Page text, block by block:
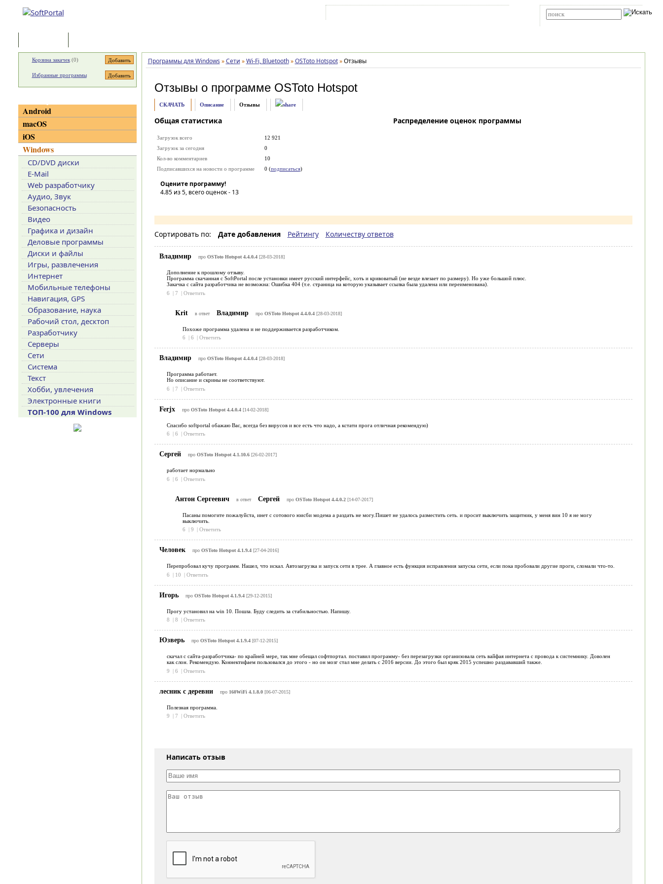
Программы для Windows » Сети » Wi-Fi, Bluetooth » OSToto Hotspot » Отзывы
Отзывы о программе OSToto Hotspot
СКАЧАТЬ Описание Отзывы
Общая статистика
Загрузок всего
12 921
Загрузок за сегодня
0
Кол-во комментариев
10
Подписавшихся на новости о программе
0 (подписаться)
Оцените программу!
4.85из 5, всего оценок - 13
Распределение оценок программы
Сортировать по: Дате добавления Рейтингу Количеству ответов
Владимир про OSToto Hotspot 4.4.0.4[28-03-2018]
Дополнение к прошлому отзыву.
Программа скачанная с SoftPortal после установки имеет русский интерфейс, хоть и кривоватый (не везде влезает по размеру). Но уже большой плюс.
Закачка с сайта разработчика не возможна: Ошибка 404 (т.е. страница на которую указывает ссылка была удалена или переименована).
6
| 7 | Ответить
Krit в ответ Владимир про OSToto Hotspot 4.4.0.4[28-03-2018]
Похоже программа удалена и не поддерживается разработчиком.
6
| 6 | Ответить
Владимир про OSToto Hotspot 4.4.0.4[28-03-2018]
Программа работает.
Но описание и скрины не соответствуют.
6
| 7 | Ответить
Ferjx про OSToto Hotspot 4.4.0.4[14-02-2018]
Спасибо softportal обажаю Вас, всегда без вирусов и все есть что надо, а кстати прога отличная рекомендую)
6
| 6 | Ответить
Сергей про OSToto Hotspot 4.1.10.6[26-02-2017]
работает нормально
6
| 6 | Ответить
Антон Сергеевич в ответ Сергей про OSToto Hotspot 4.4.0.2[14-07-2017]
Пасаны помогите пожалуйста, инет с сотового юисби модема а раздать не могу.Пишет не удалось разместить сеть. и просит выключить защитник, у меня вин 10 я не могу
выключить.
6
| 9 | Ответить
Человек про OSToto Hotspot 4.1.9.4[27-04-2016]
Перепробовал кучу программ. Нашел, что искал. Автозагрузка и запуск сети в трее. А главное есть функция исправления запуска сети, если пока пробовали другие проги, сломали что-то.
6
| 10 | Ответить
Игорь про OSToto Hotspot 4.1.9.4[29-12-2015]
Прогу установил на win 10. Пошла. Буду следить за стабильностью. Напишу.
8
| 8 | Ответить
Юзверь про OSToto Hotspot 4.1.9.4[07-12-2015]
скачал с сайта-разработчика- по крайней мере, так мне обещал софтпортал. поставил программу- без перезагрузки организовала сеть вайфая интернета с провода к системнику. Доволен
как слон. Рекомендую. Коннектифаем пользовался до этого - но он мозг стал мне делать с 2016 версии. До этого был кряк 2015 успешно раздававший также.
9
| 6 | Ответить
лесник с деревни про 160WiFi 4.1.8.0[06-07-2015]
Полезная программа.
9
| 7 | Ответить
Написать отзыв
Корзина закачек(0)
Избранные программы
Android
macOS
iOS
Windows
CD/DVD диски
E-Mail
Web разработчику
Аудио, Звук
Безопасность
Видео
Графика и дизайн
Деловые программы
Диски и файлы
Игры, развлечения
Интернет
Мобильные телефоны
Навигация, GPS
Образование, наука
Рабочий стол, десктоп
Разработчику
Серверы
Сети
Система
Текст
Хобби, увлечения
Электронные книги
ТОП-100 для Windows